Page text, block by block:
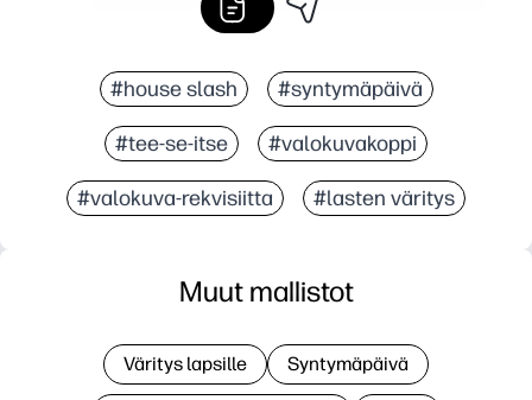
#house slash #syntymäpäivä
#tee-se-itse #valokuvakoppi
#valokuva-rekvisiitta #lasten väritys
Muut mallistot
Väritys lapsille Syntymäpäivä